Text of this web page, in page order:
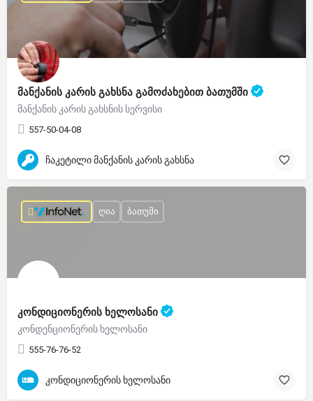
მანქანის კარის გახსნა გამოძახებით ბათუმში
მანქანის კარის გახსნის სერვისი
557-50-04-08
ჩაკეტილი მანქანის კარის გახსნა
კონდიციონერის ხელოსანი
კონდენციონერის ხელოსანი
555-76-76-52
ღია ბათუმი
კონდიციონერის ხელოსანი